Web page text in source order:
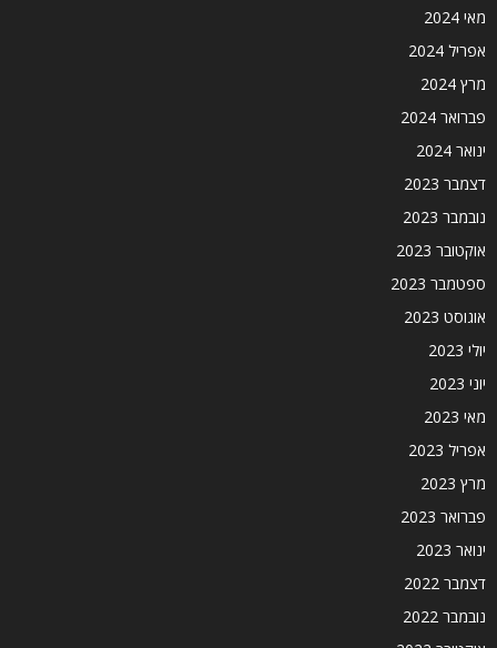
מאי 2024
אפריל 2024
מרץ 2024
פברואר 2024
ינואר 2024
דצמבר 2023
נובמבר 2023
אוקטובר 2023
ספטמבר 2023
אוגוסט 2023
יולי 2023
יוני 2023
מאי 2023
אפריל 2023
מרץ 2023
פברואר 2023
ינואר 2023
דצמבר 2022
נובמבר 2022